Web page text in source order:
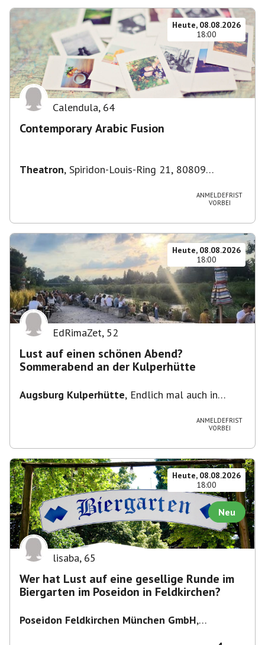
Heute, 08.08.2026
18:00
Calendula, 64
Contemporary Arabic Fusion
Theatron, Spiridon-Louis-Ring 21, 80809
ANMELDEFRIST
VORBEI
Heute, 08.08.2026
18:00
EdRimaZet, 52
Lust auf einen schönen Abend?
Sommerabend an der Kulperhütte
Augsburg Kulperhütte, Endlich mal auch in
ANMELDEFRIST
VORBEI
Heute, 08.08.2026
18:00
Neu
lisaba, 65
Wer hat Lust auf eine gesellige Runde im
Biergarten im Poseidon in Feldkirchen?
Poseidon Feldkirchen München GmbH,